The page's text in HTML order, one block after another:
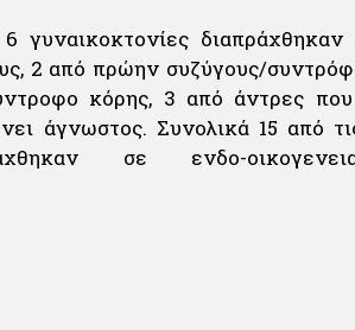
γυναικοκτονίες διαπράχθηκαν
2 από πρώην συζύγους/
κόρης, 3 από άντρες που
άγνωστος. Συνολικά 15 από
σε ενδο-